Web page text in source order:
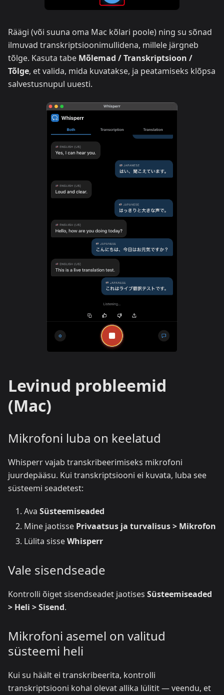
Räägi (või suuna oma Mac kõlari poole) ning su sõnad
ilmuvad transkriptsioonimullidena, millele järgneb
tõlge. Kasuta tabe Mõlemad / Transkriptsioon /
Tõlge, et valida, mida kuvatakse, ja peatamiseks klõpsa
salvestusnupul uuesti.
Levinud probleemid
(Mac)
Mikrofoni luba on keelatud
Whisperr vajab transkribeerimiseks mikrofoni
juurdepääsu. Kui transkriptsiooni ei kuvata, luba see
süsteemi seadetest:
Ava Süsteemiseaded
Mine jaotisse Privaatsus ja turvalisus > Mikrofon
Lülita sisseWhisperr
Vale sisendseade
Kontrolli õiget sisendseadet jaotises Süsteemiseaded
> Heli > Sisend.
Mikrofoni asemel on valitud
süsteemi heli
Kui su häält ei transkribeerita, kontrolli
transkriptsiooni kohal olevat allika lülitit — veendu, et